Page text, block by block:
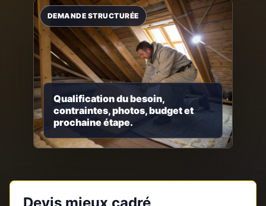
Qualification du besoin,
contraintes, photos, budget et
prochaine étape.